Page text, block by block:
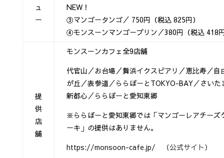
ュ
ー
NEW！
③マンゴータンゴ／ 750円（税込 825円）
④モンスーンマンゴープリン／380円（税込 418
提
供
店
舗
モンスーンカフェ全9店舗
代官山／お台場／舞浜イクスピアリ／恵比寿／自
が丘／表参道／ららぽーとTOKYO-BAY／さいた
新都心／ららぽーと愛知東郷
※ららぽーと愛知東郷では「マンゴーレアチーズ
ーキ」の提供はありません。
https://monsoon-cafe.jp/ （公式サイト）